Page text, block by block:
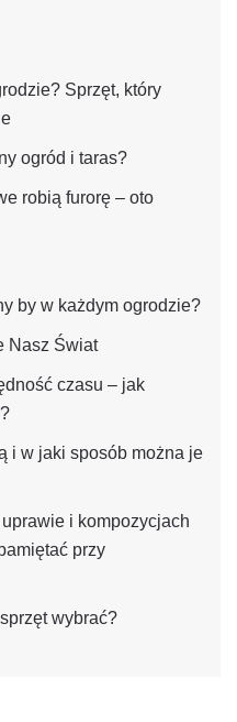
Sprzęt, który
ogród i taras?
robią furorę – oto
by w każdym ogrodzie?
Nasz Świat
czasu – jak
i w jaki sposób można je
i kompozycjach
przy
wybrać?